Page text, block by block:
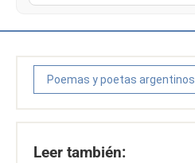
Poemas y poetas argentinos
Leer también: